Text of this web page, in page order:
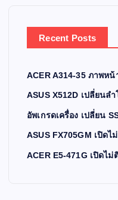
Recent Posts
ACER A314-35 ภาพหน้
ASUS X512D เปลี่ยนล
อัพเกรดเครื่อง เปลี่ยน
ASUS FX705GM เปิดไ
ACER E5-471G เปิดไม่